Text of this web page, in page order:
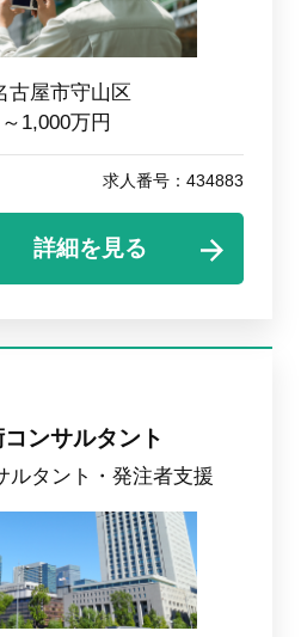
古屋市守山区
1,000万円
求人番号：434883
詳細を見る
ンサルタント
ルタント・発注者支援